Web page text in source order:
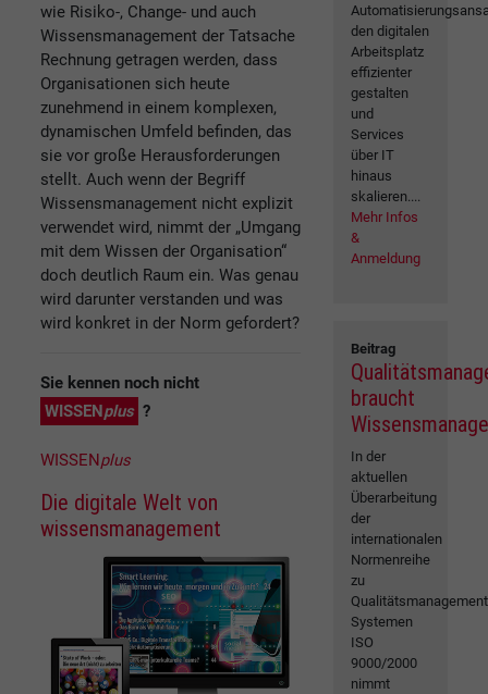
wie Risiko-, Change- und auch
Wissensmanagement der Tatsache
Rechnung getragen werden, dass
Organisationen sich heute
zunehmend in einem komplexen,
dynamischen Umfeld befinden, das
sie vor große Herausforderungen
stellt. Auch wenn der Begriff
Wissensmanagement nicht explizit
verwendet wird, nimmt der „Umgang
mit dem Wissen der Organisation“
doch deutlich Raum ein. Was genau
wird darunter verstanden und was
wird konkret in der Norm gefordert?
Sie kennen noch nicht
WISSENplus ?
WISSENplus
Die digitale Welt von
wissensmanagement
den digitalen
Arbeitsplatz
effizienter
gestalten
und
Services
über IT
hinaus
skalieren....
Mehr Infos
&
Anmeldung
Beitrag
braucht
In der
aktuellen
Überarbeitung
der
internationalen
Normenreihe
zu
Systemen
ISO
9000/2000
nimmt